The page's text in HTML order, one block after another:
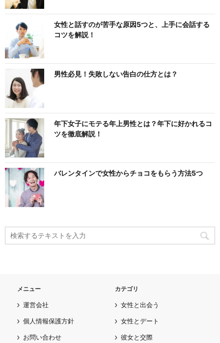
女性と話すのが苦手な原因5つと、上手に会話する
コツを解説！
男性必見！失敗しない告白の仕方とは？
年下女子にモテる年上男性とは？年下に好かれるコ
ツを徹底解説！
バレンタインで女性からチョコをもらう方法5つ
メニュー
運営会社
個人情報保護方針
お問い合わせ
カテゴリ
女性と出会う
女性とデート
彼女と交際